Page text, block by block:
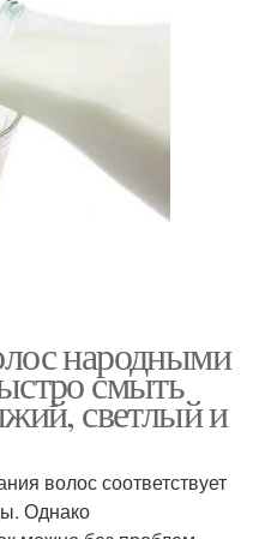
народными
смыть
светлый и
волос соответствует
Однако